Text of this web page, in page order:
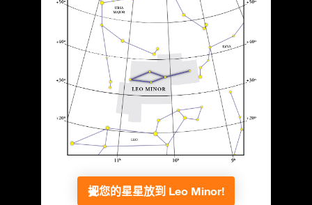
把您的星星放到 Leo Minor!